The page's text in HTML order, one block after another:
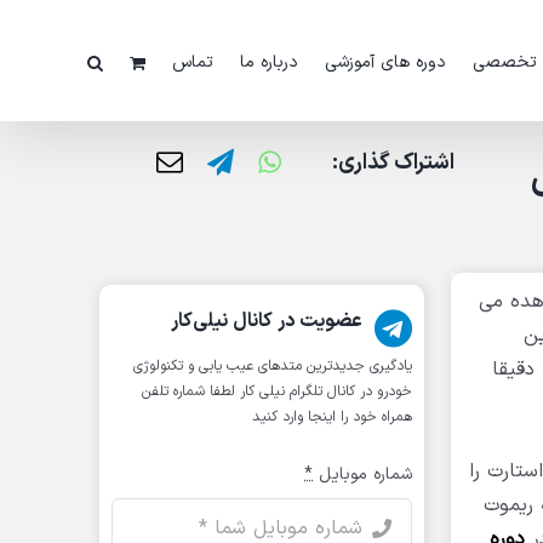
تخصصی دوره های آموزشی درباره ما تماس
اشتراک گذاری:
می
استارت را
ریموت
عضویت در کانال نیلی‌کار
یادگیری جدیدترین متد‌های عیب یابی‌ و تکنولوژی
خودرو در کانال تلگرام نیلی کار لطفا شماره تلفن
همراه خود را اینجا وارد کنید
شماره موبایل *